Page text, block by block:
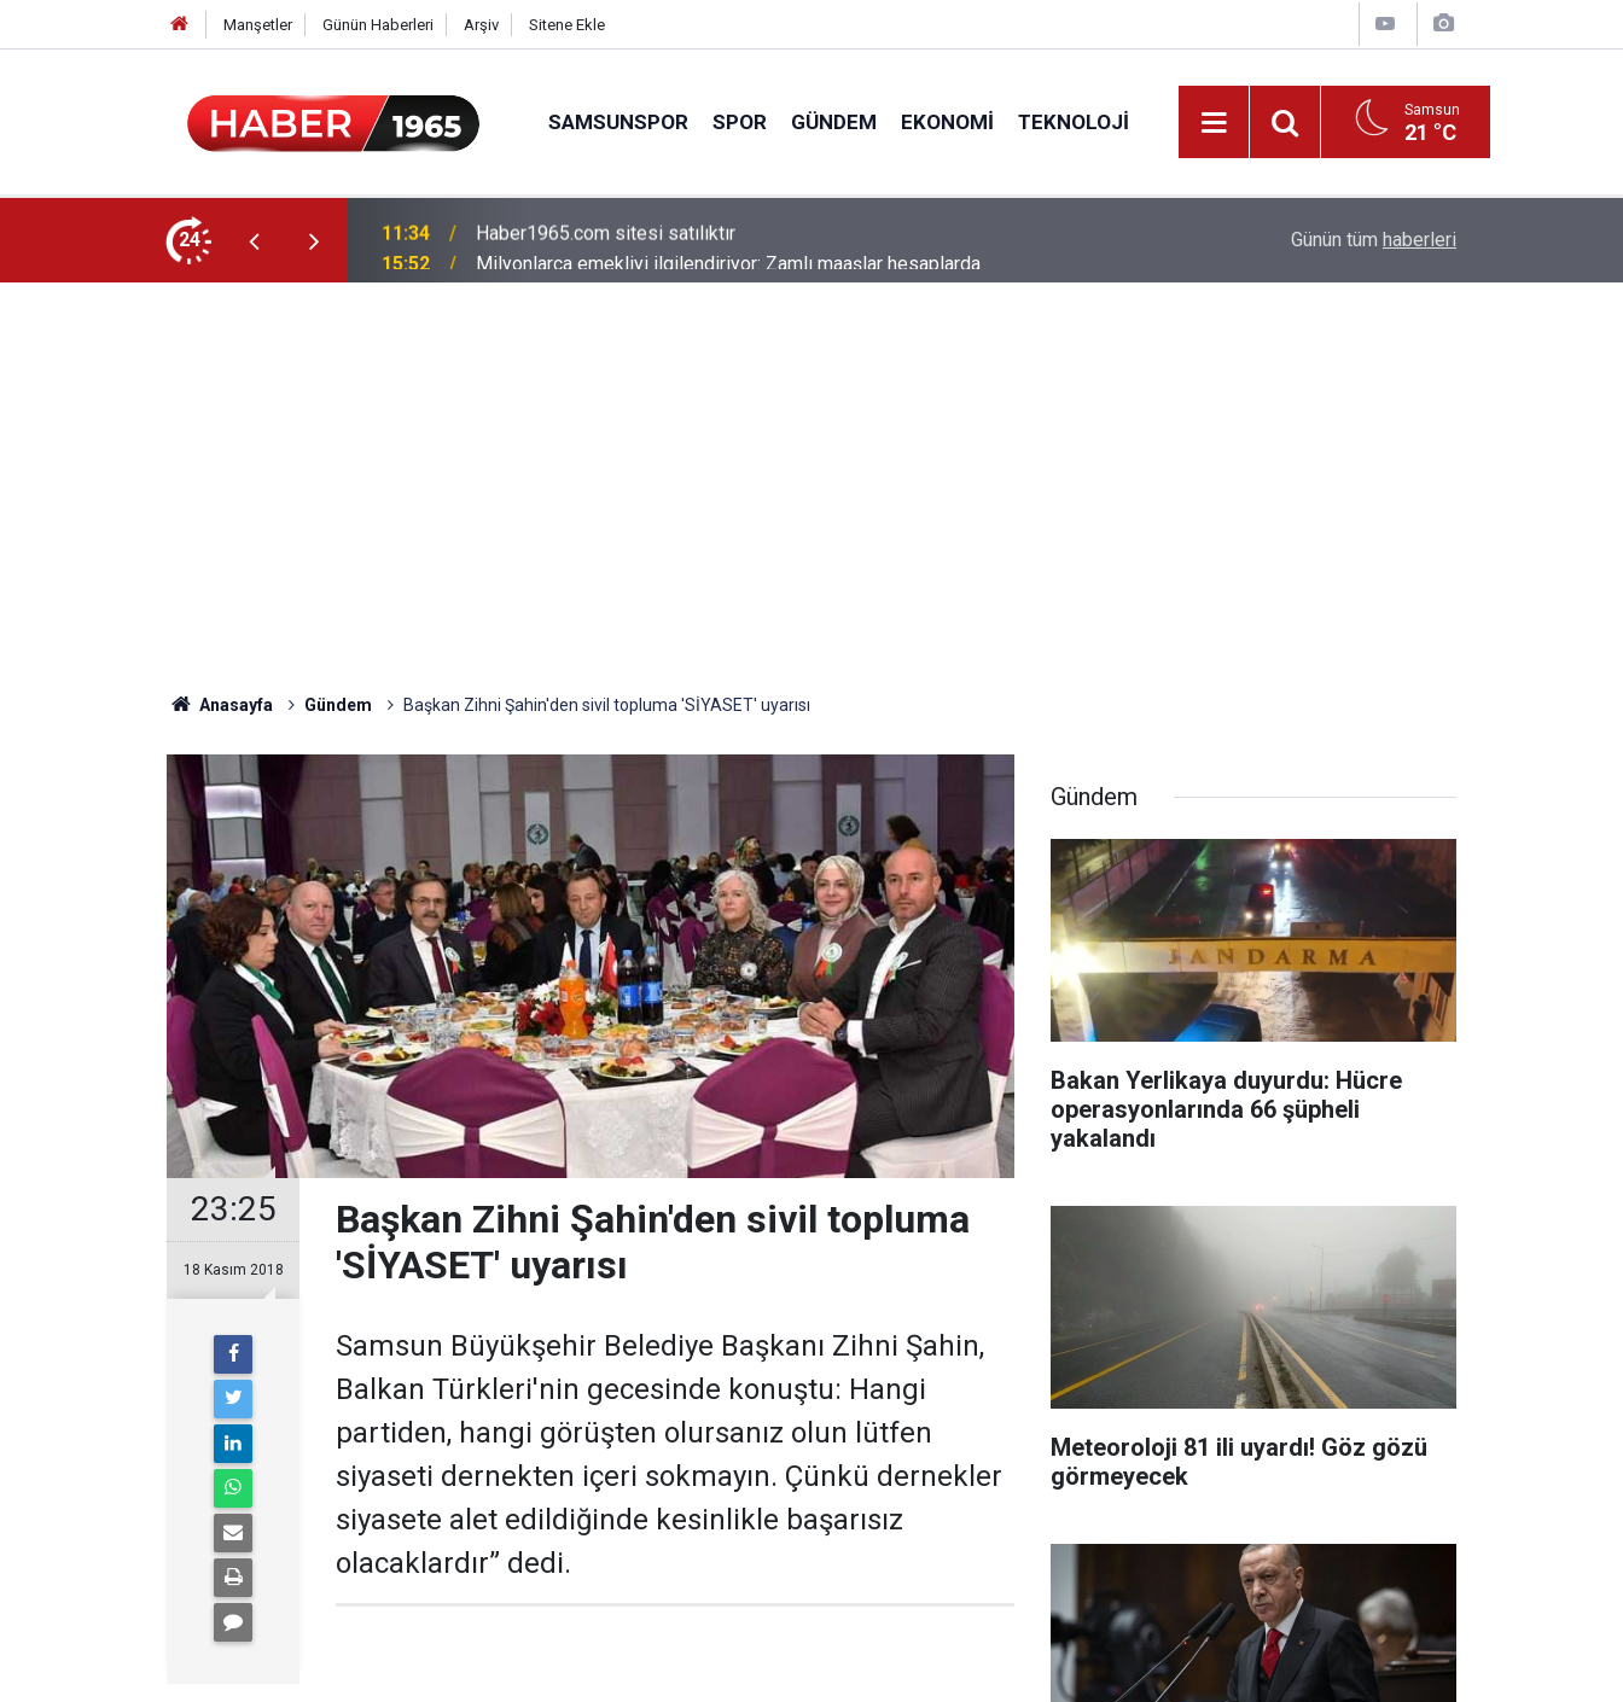
Manşetler Günün Haberleri Arşiv Sitene Ekle
SAMSUNSPOR SPOR GÜNDEM EKONOMI TEKNOLOJI Samsun
21 °C
24 15:52 Milyonlarca emekliyi ilgilendiriyor: Zamlı maaşlar hesaplarda Fahiş fiyatlar nedeniyle işletmelere 101 milyon
Günün tüm haberleri
Anasayfa Gündem Başkan Zihni Şahin'den sivil topluma 'SİYASET' uyarısı
23:25
18 Kasım 2018
Başkan Zihni Şahin'den sivil topluma
'SİYASET' uyarısı
Samsun Büyükşehir Belediye Başkanı Zihni Şahin,
Balkan Türkleri'nin gecesinde konuştu: Hangi
partiden, hangi görüşten olursanız olun lütfen
siyaseti dernekten içeri sokmayın. Çünkü dernekler
siyasete alet edildiğinde kesinlikle başarısız
olacaklardır” dedi.
Gündem
Bakan Yerlikaya duyurdu: Hücre
operasyonlarında 66 şüpheli
yakalandı
Meteoroloji 81 ili uyardı! Göz gözü
görmeyecek